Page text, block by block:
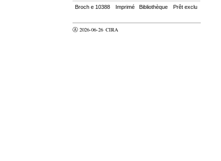
Broch e 10388
Imprimé Bibliothèque Prêt exclu
Ⓐ 2026-06-26 CIRA